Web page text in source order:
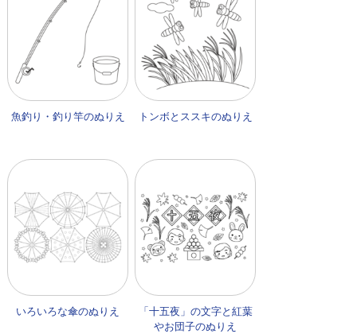
魚釣り・釣り竿のぬりえ トンボとススキのぬりえ
いろいろな傘のぬりえ
「十五夜」の文字と紅葉
やお団子のぬりえ